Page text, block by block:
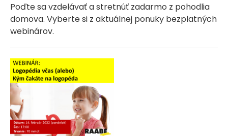
Poďte sa vzdelávať a stretnúť zadarmo z pohodlia
domova. Vyberte si z aktuálnej ponuky bezplatných
webinárov.